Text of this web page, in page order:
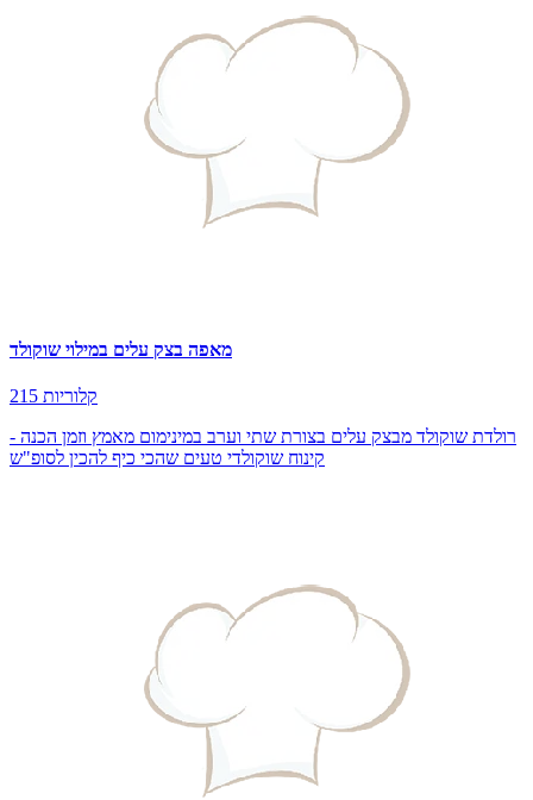
מאפה בצק עלים במילוי שוקולד
215 קלוריות
רולדת שוקולד מבצק עלים בצורת שתי וערב במינימום מאמץ וזמן הכנה -
קינוח שוקולדי טעים שהכי כיף להכין לסופ"ש